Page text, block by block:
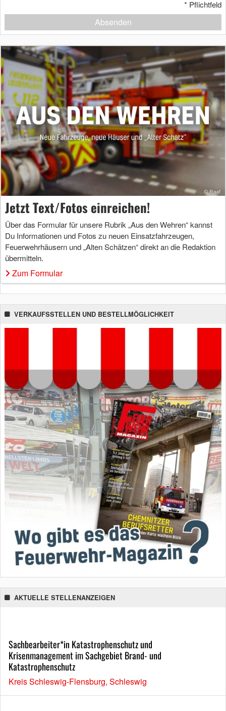
* Pflichtfeld
Absenden
Jetzt Text/Fotos einreichen!
Über das Formular für unsere Rubrik „Aus den Wehren“ kannst
Du Informationen und Fotos zu neuen Einsatzfahrzeugen,
Feuerwehrhäusern und „Alten Schätzen“ direkt an die Redaktion
übermitteln.
Zum Formular
VERKAUFSSTELLEN UND BESTELLMÖGLICHKEIT
AKTUELLE STELLENANZEIGEN
Sachbearbeiter*in Katastrophenschutz und
Krisenmanagement im Sachgebiet Brand- und
Katastrophenschutz
Kreis Schleswig-Flensburg, Schleswig